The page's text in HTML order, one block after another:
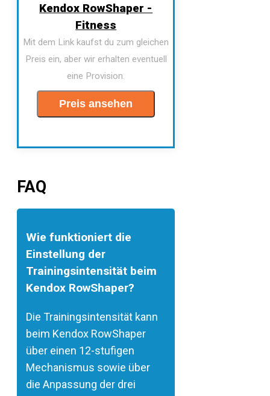
Kendox RowShaper -
Fitness
Mit dem Link kaufst du zum gleichen
Preis ein, aber wir erhalten eventuell
eine Provision.
Preis ansehen
FAQ
Wie funktioniert die
Einstellung der
Trainingsintensität beim
Kendox RowShaper?
Die Trainingsintensität kann
beim Kendox RowShaper
über einen 12-stufigen
Mechanismus sowie über
die Anpassung der drei